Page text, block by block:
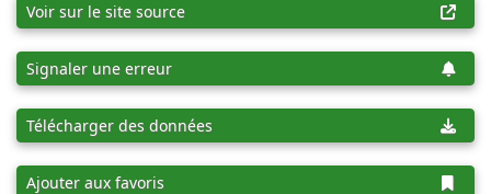
Voir sur le site source
Signaler une erreur
Télécharger des données
Ajouter aux favoris